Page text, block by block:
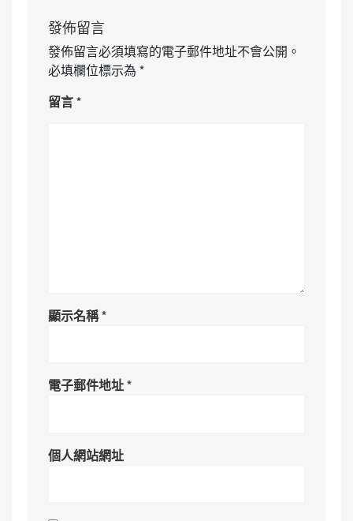
發佈留言
發佈留言必須填寫的電子郵件地址不會公開。
必填欄位標示為 *
留言*
顯示名稱*
電子郵件地址*
個人網站網址